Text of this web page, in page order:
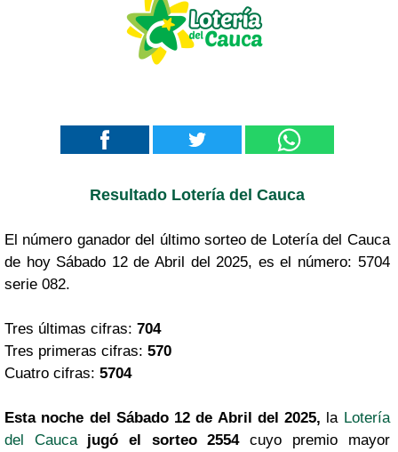
Resultado Lotería del Cauca
El número ganador del último sorteo de Lotería del Cauca
de hoy Sábado 12 de Abril del 2025, es el número: 5704
serie 082.
Tres últimas cifras: 704
Tres primeras cifras: 570
Cuatro cifras: 5704
Esta noche del Sábado 12 de Abril del 2025, la Lotería
del Cauca
jugó el sorteo 2554cuyo premio mayor